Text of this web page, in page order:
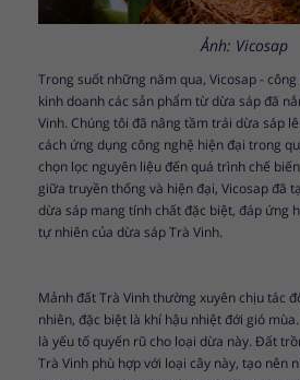
Ảnh: Vicosap
Trong suốt những năm qua, Vicosap -
kinh doanh các sản phẩm từ dừa sáp đã
Vinh. Chúng tôi đã nâng tầm trái dừa sáp
cách ứng dụng công nghệ hiện đại trong
chọn lọc nguyên liệu đến quá trình chế
giữa truyền thống và hiện đại, Vicosap đã
dừa sáp mang tính chất đặc biệt, đáp ứng
tự nhiên của dừa sáp Trà Vinh.
Mảnh đất Trà Vinh thường xuyên chịu tác
nhiên, đặc biệt là khí hậu nhiệt đới gió
là yếu tố quyến rũ cho loại dừa này. Đất
Trà Vinh phù hợp với loại cây này, tạo nên